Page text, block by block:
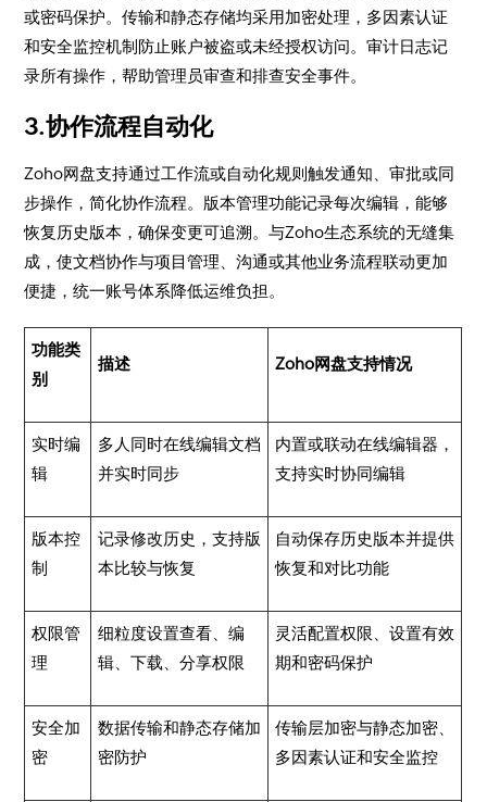
或密码保护。传输和静态存储均采用加密处理，多因素认证
和安全监控机制防止账户被盗或未经授权访问。审计日志记
录所有操作，帮助管理员审查和排查安全事件。
3.协作流程自动化
Zoho网盘支持通过工作流或自动化规则触发通知、审批或同
步操作，简化协作流程。版本管理功能记录每次编辑，能够
恢复历史版本，确保变更可追溯。与Zoho生态系统的无缝集
成，使文档协作与项目管理、沟通或其他业务流程联动更加
便捷，统一账号体系降低运维负担。
功能类
别
描述 Zoho网盘支持情况
实时编
辑
多人同时在线编辑文档
并实时同步
内置或联动在线编辑器，
支持实时协同编辑
版本控
制
记录修改历史，支持版
本比较与恢复
自动保存历史版本并提供
恢复和对比功能
权限管
理
细粒度设置查看、编
辑、下载、分享权限
灵活配置权限、设置有效
期和密码保护
安全加
密
数据传输和静态存储加
密防护
传输层加密与静态加密、
多因素认证和安全监控